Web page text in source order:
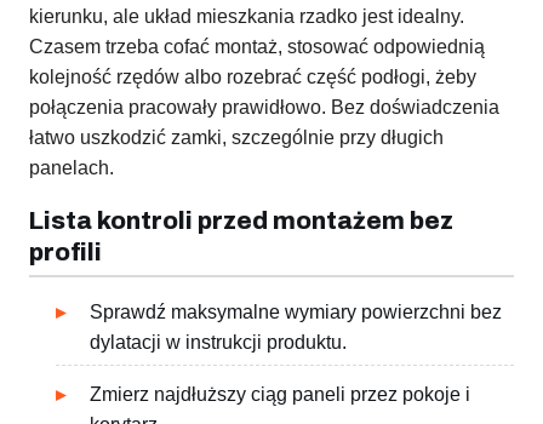
kierunku, ale układ mieszkania rzadko jest idealny.
Czasem trzeba cofać montaż, stosować odpowiednią
kolejność rzędów albo rozebrać część podłogi, żeby
połączenia pracowały prawidłowo. Bez doświadczenia
łatwo uszkodzić zamki, szczególnie przy długich
panelach.
Lista kontroli przed montażem bez
profili
Sprawdź maksymalne wymiary powierzchni bez
dylatacji w instrukcji produktu.
Zmierz najdłuższy ciąg paneli przez pokoje i